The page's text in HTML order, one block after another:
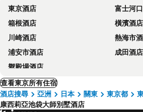
東京酒店
富士河
箱根酒店
橫濱酒店
川崎酒店
熱海市
浦安市酒店
成田酒店
禦殿場酒店
查看東京所有住宿
酒店搜尋
亞洲 日本 關東 東京都
康西莉亞池袋大師別墅酒店